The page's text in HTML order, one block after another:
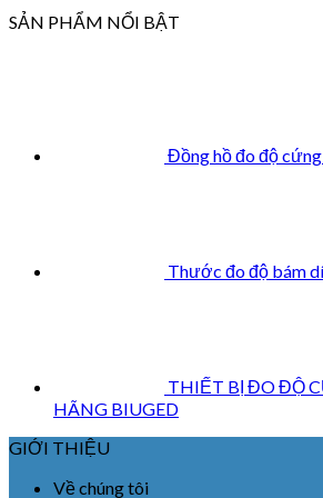
SẢN PHẨM NỔI BẬT
Đồng hồ đo độ
Thước đo độ bám
THIẾT BỊ ĐO ĐỘ
HÃNG BIUGED
GIỚI THIỆU
Về chúng tôi